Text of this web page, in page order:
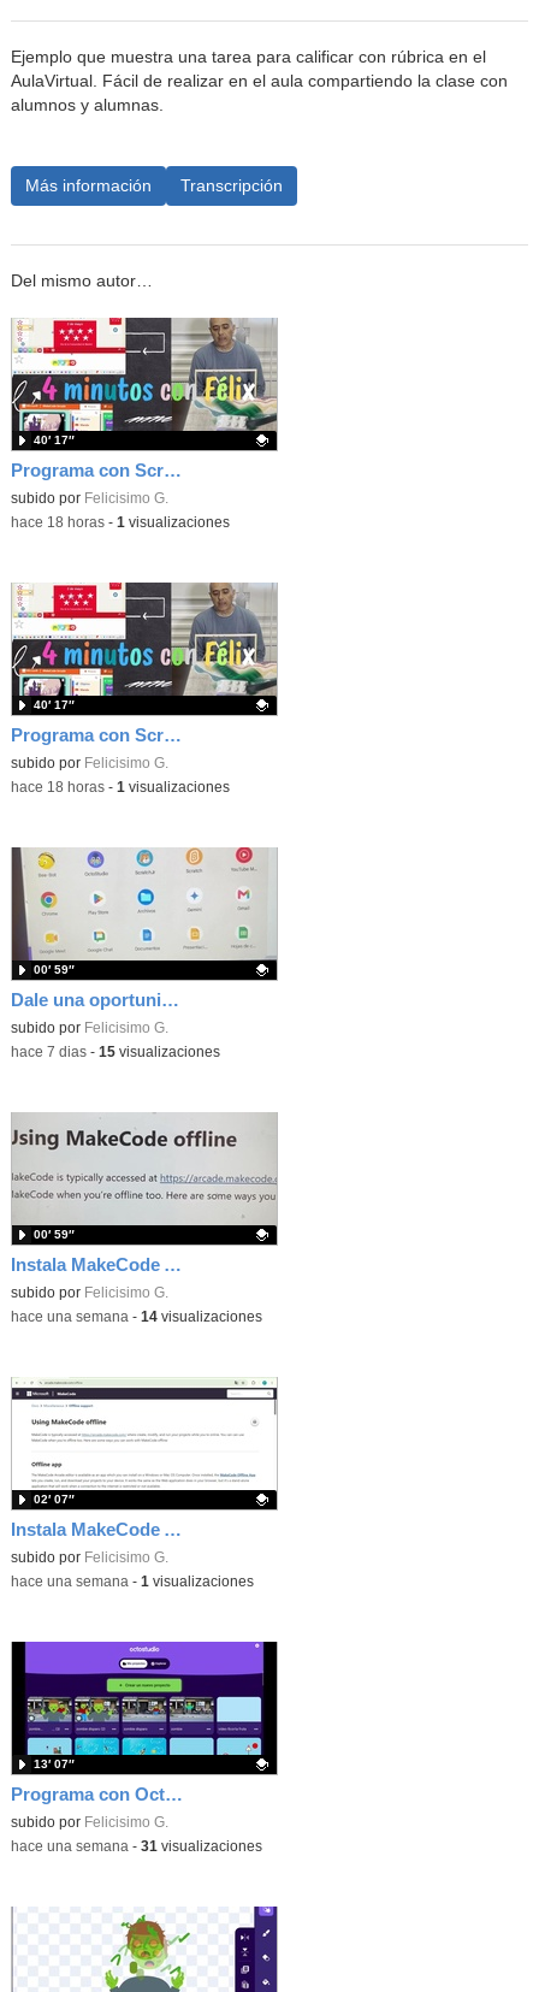
Ejemplo que muestra una tarea para calificar con rúbrica en el
AulaVirtual. Fácil de realizar en el aula compartiendo la clase con
alumnos y alumnas.
Más información Transcripción
Del mismo autor…
Programa con Scratch, 8 diferentes juegos para vivir la emoción de los partidos de España en el mundial 2026
Contenido educativo.
subido por Felicisimo G.
40′ 17″
-hace 18 horas- 1 visualizaciones
Programa con Scratch juegos con los partidos del mundial 2026 ganados por España
Contenido educativo.
subido por Felicisimo G.
40′ 17″
-hace 18 horas- 1 visualizaciones
Dale una oportunidad a los Chromebooks y utiliza un proyector para realizar talleres si no tienes pantallas táctiles
Contenido educativo.
subido por Felicisimo G.
00′ 59″
-hace 7 dias- 15visualizaciones
Instala MakeCode Arcade para trabajar offline en tu tablet, ordenador, Chromebook
Contenido educativo.
subido por Felicisimo G.
00′ 59″
-hace una semana - 14visualizaciones
Instala MakeCode Arcade offline para programar grandes juegos sin necesidad de Internet
Contenido educativo.
subido por Felicisimo G.
02′ 07″
-hace una semana - 1 visualizaciones
Programa con OctoStudio, un juego de disparos contra Zombies con un cargador basado en el House of the dead
Contenido educativo.
subido por Felicisimo G.
13′ 07″
-hace una semana - 31 visualizaciones